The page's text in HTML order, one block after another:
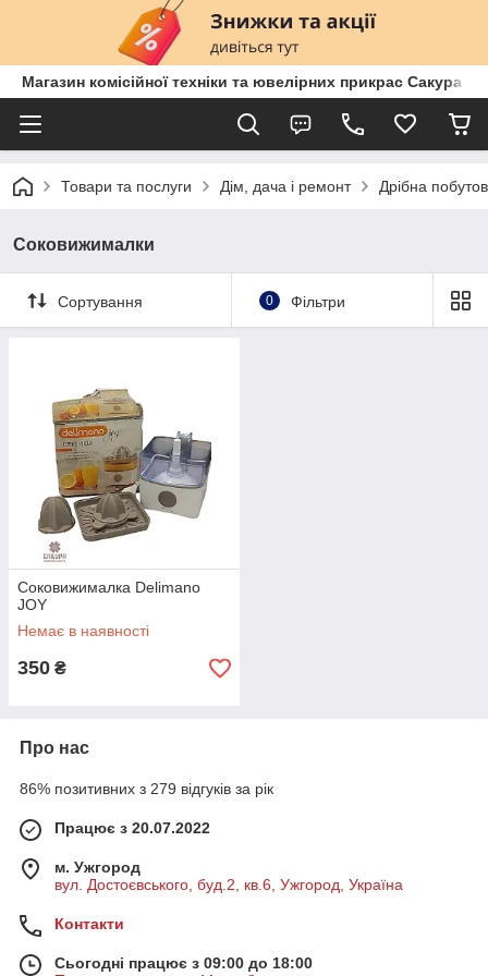
Магазин комісійної техніки та ювелірних прикрас Сакура
Товари та послуги Дім, дача і ремонт Дрібна
Соковижималки
Сортування 0 Фільтри
Соковижималка Delimano
JOY
Немає в наявності
350 ₴
Про нас
86% позитивних з 279 відгуків за рік
Працює з 20.07.2022
м. Ужгород
вул. Достоєвського, буд.2, кв.6, Ужгород, Україна
Контакти
Сьогодні працює з 09:00 до 18:00